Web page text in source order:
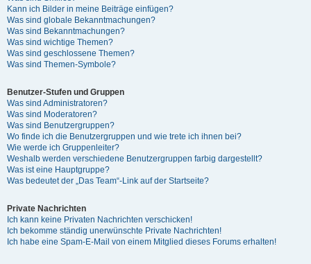
Kann ich Bilder in meine Beiträge einfügen?
Was sind globale Bekanntmachungen?
Was sind Bekanntmachungen?
Was sind wichtige Themen?
Was sind geschlossene Themen?
Was sind Themen-Symbole?
Benutzer-Stufen und Gruppen
Was sind Administratoren?
Was sind Moderatoren?
Was sind Benutzergruppen?
Wo finde ich die Benutzergruppen und wie trete ich ihnen bei?
Wie werde ich Gruppenleiter?
Weshalb werden verschiedene Benutzergruppen farbig dargestellt?
Was ist eine Hauptgruppe?
Was bedeutet der „Das Team“-Link auf der Startseite?
Private Nachrichten
Ich kann keine Privaten Nachrichten verschicken!
Ich bekomme ständig unerwünschte Private Nachrichten!
Ich habe eine Spam-E-Mail von einem Mitglied dieses Forums erhalten!